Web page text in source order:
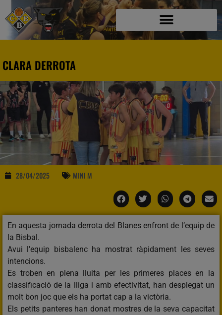
CLARA DERROTA
28/04/2025 MINI M
En aquesta jornada derrota del Blanes enfront de l’equip de
la Bisbal.
Avui l’equip bisbalenc ha mostrat ràpidament les seves
intencions.
Es troben en plena lluita per les primeres places en la
classificació de la lliga i amb efectivitat, han desplegat un
molt bon joc que els ha portat cap a la victòria.
Els petits panteres han donat mostres de la seva capacitat